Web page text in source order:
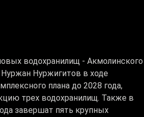
водохранилищ - Акмолинского
Нуржигитов в ходе
плана до 2028 года,
трех водохранилищ. Также в
завершат пять крупных